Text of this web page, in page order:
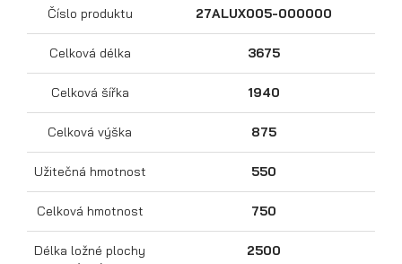
Přívěsy s koly pod ložnou plochou
(hliníkové a plechové bočnice)
Číslo produktu 27ALUX005-000000
Celková délka 3675
Celková šířka 1940
Celková výška 875
Užitečná hmotnost 550
Celková hmotnost 750
Délka ložné plochy
2500